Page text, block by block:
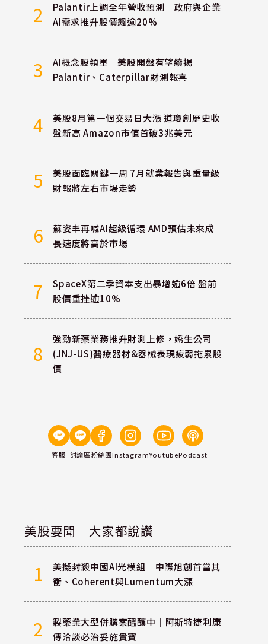
2
Palantir上調全年營收預測 政府與企業
AI需求推升股價飆逾20%
3
AI概念股領軍 美股開盤有望續揚
Palantir、Caterpillar財測報喜
4
美股8月第一個交易日大漲 道瓊創歷史收
盤新高 Amazon市值首破3兆美元
5
美股面臨關鍵一周 7月就業報告與重量級
財報將左右市場走勢
6
蘇姿丰再喊AI超級循環 AMD預估未來成
長速度將高於市場
7
SpaceX第二季資本支出暴增逾6倍 盤前
股價重挫逾10%
8
強勁新藥業務推升財測上修，嬌生公司
(JNJ-US)醫療器材&器械表現疲弱拖累股
價
客服 討論區粉絲團InstagramYoutubePodcast
美股要聞｜大家都說讚
1
美擬封殺中國AI光模組 中際旭創首當其
衝、Coherent與Lumentum大漲
2
製藥業大型併購案醞釀中｜阿斯特捷利康
傳洽談必治妥施貴寶